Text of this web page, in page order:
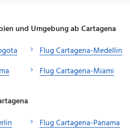
und Umgebung ab Cartagena
Flug Cartagena-Medellin
Flug Cartagena-Miami
Flug Cartagena-Panama